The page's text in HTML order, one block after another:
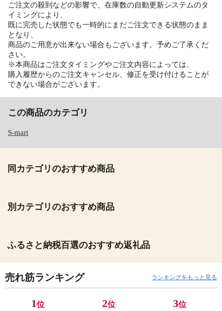
ご注文の殺到などの影響で、在庫数の自動更新システムのタ
イミングにより、
既に完売した状態でも一時的にまだご注文できる状態のまま
となり、
商品のご用意が出来ない場合もございます。予めご了承くだ
さい。
※本商品はご注文タイミングやご注文内容によっては、
購入履歴からのご注文キャンセル、修正を受け付けることが
できない場合がございます。
この商品のカテゴリ
S-mart
同カテゴリのおすすめ商品
別カテゴリのおすすめ商品
ふるさと納税百選のおすすめ返礼品
売れ筋ランキング ランキングをもっと見る
1位 2位 3位